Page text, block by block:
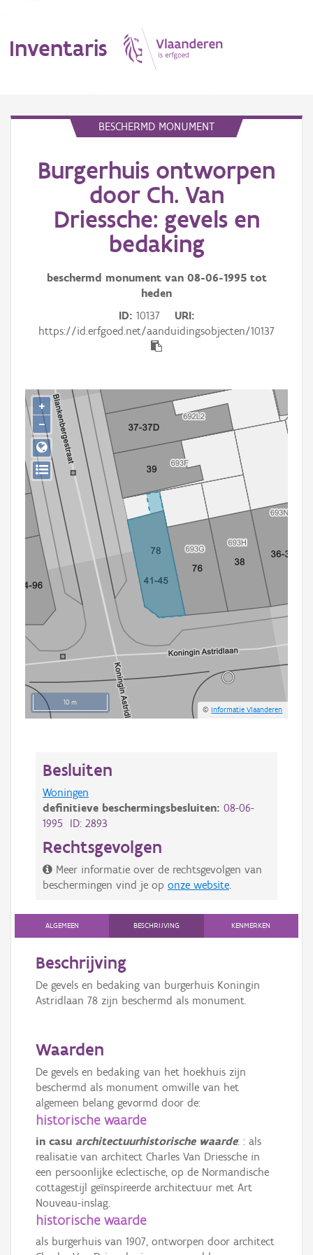
Inventaris
Erfgoedobject
Waarneming
Aanmelden
BESCHERMD MONUMENT
Burgerhuis ontworpen
door Ch. Van
Driessche: gevels en
bedaking
beschermd monument van 08-06-1995tot
heden
ID 10137
URI
https://id.erfgoed.net/aanduidingsobjecten/10137
10 m
©Informatie Vlaanderen
+
−
Besluiten
Woningen
definitieve beschermingsbesluiten: 08-06-
1995 ID: 2893
Rechtsgevolgen
Meer informatie over de rechtsgevolgen van
beschermingen vind je op onze website.
ALGEMEEN BESCHRIJVING KENMERKEN
Beschrijving
De gevels en bedaking van burgerhuis Koningin
Astridlaan 78 zijn beschermd als monument.
Waarden
De gevels en bedaking van het hoekhuis zijn
beschermd als monument omwille van het
algemeen belang gevormd door de:
historische waarde
in casu architectuurhistorische waarde: : als
realisatie van architect Charles Van Driessche in
een persoonlijke eclectische, op de Normandische
cottagestijl geïnspireerde architectuur met Art
Nouveau-inslag.
historische waarde
als burgerhuis van 1907, ontworpen door architect